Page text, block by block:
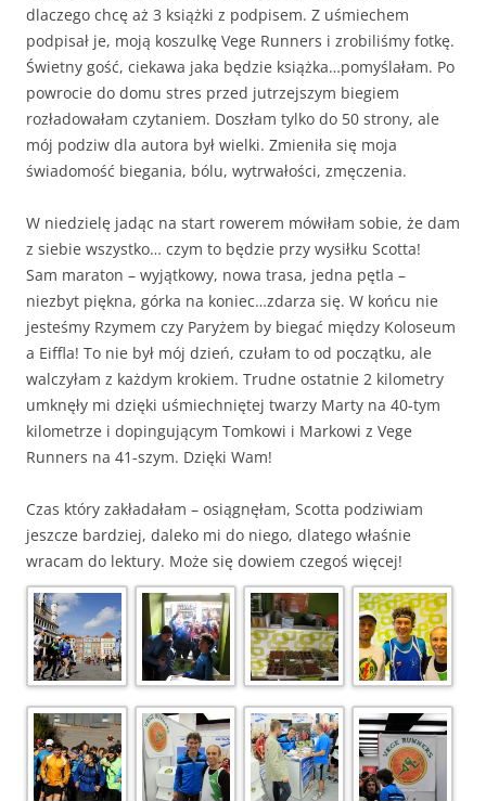
dlaczego chcę aż 3 książki z podpisem. Z uśmiechem
podpisał je, moją koszulkę Vege Runners i zrobiliśmy fotkę.
Świetny gość, ciekawa jaka będzie książka…pomyślałam. Po
powrocie do domu stres przed jutrzejszym biegiem
rozładowałam czytaniem. Doszłam tylko do 50 strony, ale
mój podziw dla autora był wielki. Zmieniła się moja
świadomość biegania, bólu, wytrwałości, zmęczenia.
W niedzielę jadąc na start rowerem mówiłam sobie, że dam
z siebie wszystko… czym to będzie przy wysiłku Scotta!
Sam maraton – wyjątkowy, nowa trasa, jedna pętla –
niezbyt piękna, górka na koniec…zdarza się. W końcu nie
jesteśmy Rzymem czy Paryżem by biegać między Koloseum
a Eiffla! To nie był mój dzień, czułam to od początku, ale
walczyłam z każdym krokiem. Trudne ostatnie 2 kilometry
umknęły mi dzięki uśmiechniętej twarzy Marty na 40-tym
kilometrze i dopingującym Tomkowi i Markowi z Vege
Runners na 41-szym. Dzięki Wam!
Czas który zakładałam – osiągnęłam, Scotta podziwiam
jeszcze bardziej, daleko mi do niego, dlatego właśnie
wracam do lektury. Może się dowiem czegoś więcej!